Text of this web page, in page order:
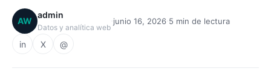
AW
admin
Datos y analítica web
junio 16, 2026 5 min de lectura
in X @